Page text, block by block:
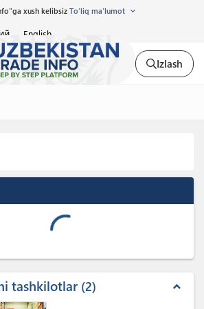
xush kelibsiz To'liq ma'lumot
English
Izlash
tashkilotlar 2 expand_less